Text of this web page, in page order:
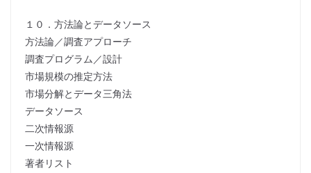
１０．方法論とデータソース
方法論／調査アプローチ
調査プログラム／設計
市場規模の推定方法
市場分解とデータ三角法
データソース
二次情報源
一次情報源
著者リスト